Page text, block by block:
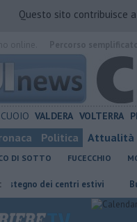
Questo sito contribuisce
CUOIO VALDERA VOLTERRA
Politica Attualità
DI SOTTO FUCECCHIO
centri estivi Buoni scuola,